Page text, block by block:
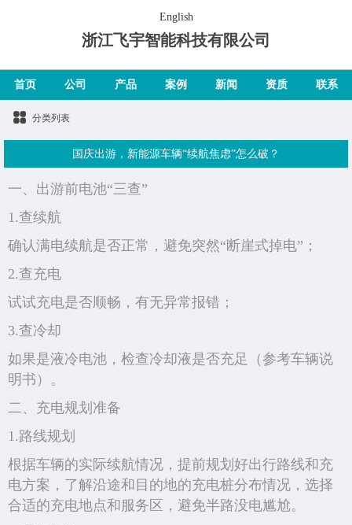
English
浙江飞宇智能科技有限公司
首页 公司 产品 案例 新闻 资质 联系
分类列表
国庆出游，新能源车辆“续航焦虑”怎么破？
一、出游前电池“三查”
1.查续航
确认满电续航是否正常，避免突然“断崖式掉电”；
2.查充电
试试充电是否顺畅，有无异常报错；
3.查冷却
如果是液冷电池，检查冷却液是否充足（参考车辆说
明书）。
二、充电规划准备
1.路线规划
根据车辆的实际续航情况，提前规划好出行路线和充
电方案，了解沿途和目的地的充电桩分布情况，选择
合适的充电地点和服务区，避免半路没电尴尬。